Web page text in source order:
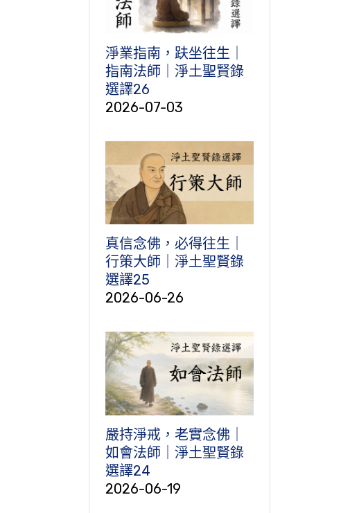
淨業指南，趺坐往生｜
指南法師｜淨土聖賢錄
選譯26
2026-07-03
真信念佛，必得往生｜
行策大師｜淨土聖賢錄
選譯25
2026-06-26
嚴持淨戒，老實念佛｜
如會法師｜淨土聖賢錄
選譯24
2026-06-19